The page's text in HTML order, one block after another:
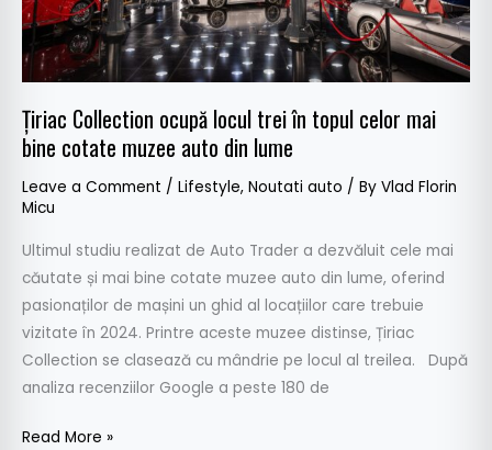
Țiriac Collection ocupă locul trei în topul celor mai
bine cotate muzee auto din lume
Leave a Comment / Lifestyle, Noutati auto / By Vlad Florin
Micu
Ultimul studiu realizat de Auto Trader a dezvăluit cele mai
căutate și mai bine cotate muzee auto din lume, oferind
pasionaților de mașini un ghid al locațiilor care trebuie
vizitate în 2024. Printre aceste muzee distinse, Țiriac
Collection se clasează cu mândrie pe locul al treilea. După
analiza recenziilor Google a peste 180 de
mai
bine
cotate
auto
din
lume
Read More »